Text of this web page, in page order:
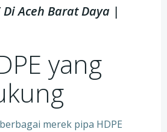
Aceh Barat Daya |
yang
merek pipa HDPE